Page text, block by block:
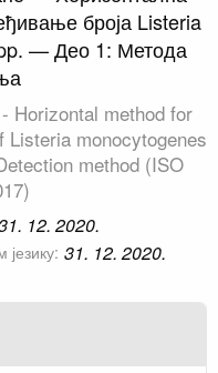
броја Listeria
— Део 1: Метода
Horizontal method for
Listeria monocytogenes
method (ISO
12. 2020.
31. 12. 2020.